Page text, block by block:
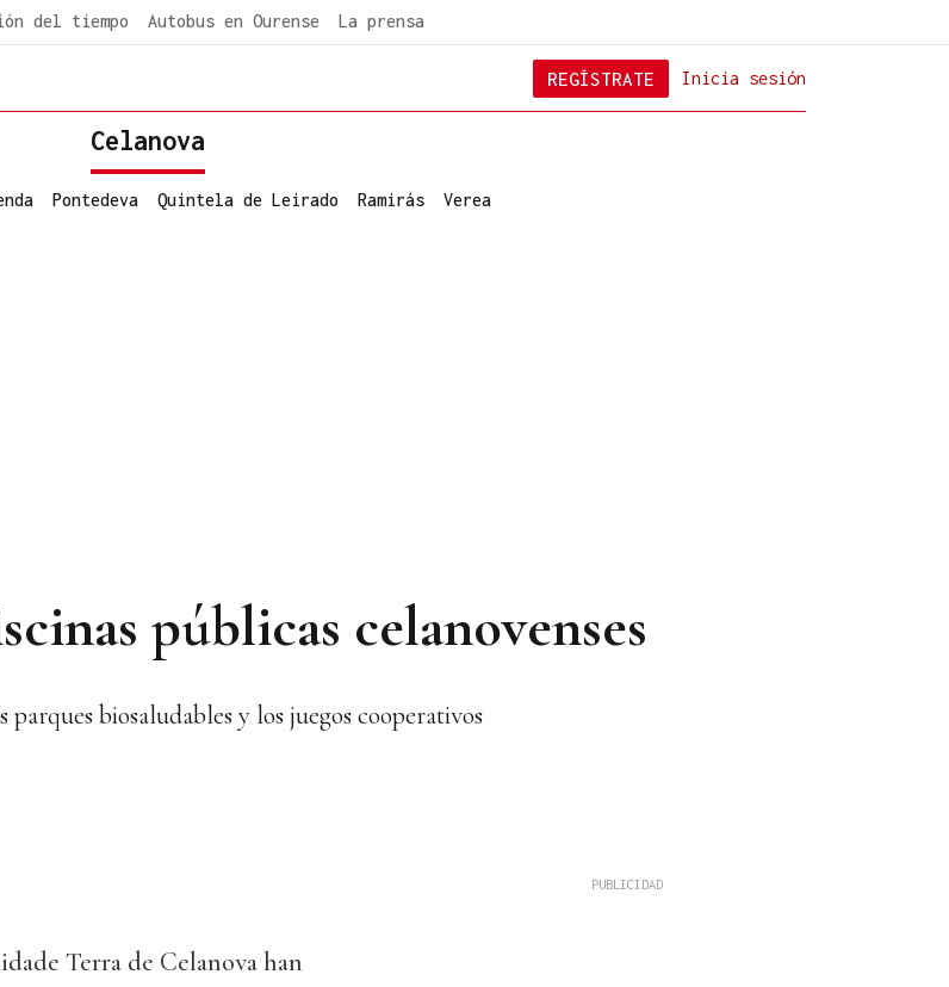
del tiempo Autobus en Ourense La prensa
Inicia sesión
REGÍSTRATE
Celanova
Pontedeva Quintela de Leirado Ramirás Verea
públicas celanovenses
biosaludables y los juegos cooperativos
Terra de Celanova han